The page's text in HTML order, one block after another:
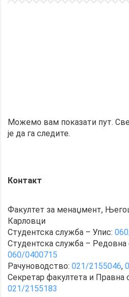
Можемо вам показати пут.
је да га следите.
Контакт
Факултет за менаџмент,
Карловци
Студентска служба – Упис:
Студентска служба – Редовна
060/0400715
Рачуноводство: 021/2155046,
Секретар факултета и Правна
021/2155183